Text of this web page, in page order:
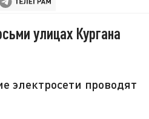
улицах Кургана
электросети проводят